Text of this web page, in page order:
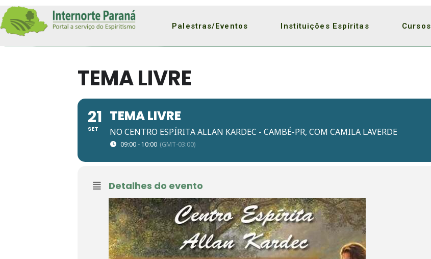
Palestras/Eventos Instituições Espíritas Cursos
TEMA LIVRE
21
SET
TEMA LIVRE
NO CENTRO ESPÍRITA ALLAN KARDEC - CAMBÉ-PR, COM CAMILA LAVERDE
09:00 - 10:00 (GMT-03:00)
Detalhes do evento